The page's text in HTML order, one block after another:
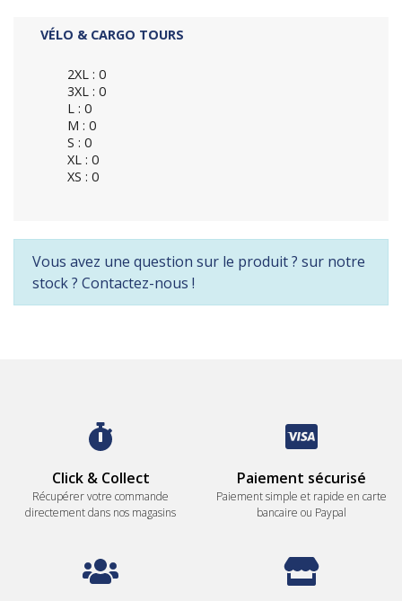
VÉLO & CARGO TOURS
2XL : 0
3XL : 0
L : 0
M : 0
S : 0
XL : 0
XS : 0
Vous avez une question sur le produit ? sur notre
stock ? Contactez-nous !
Click & Collect
Récupérer votre commande
directement dans nos magasins
Paiement sécurisé
Paiement simple et rapide en carte
bancaire ou Paypal